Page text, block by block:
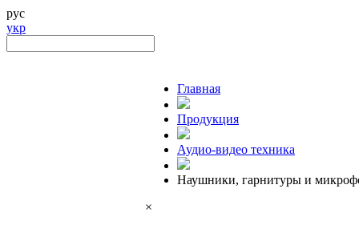
рус
укр
Главная
Продукция
Аудио-видео техника
Наушники, гарнитуры и
×